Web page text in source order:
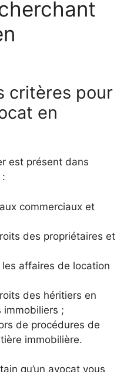
critères pour
en
est présent dans
:
commerciaux et
des propriétaires et
affaires de location
des héritiers en
immobiliers ;
de procédures de
immobilière.
qu’un avocat vous